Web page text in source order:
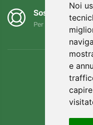
Noi
e
Sosteniamo
Per ogni ordine